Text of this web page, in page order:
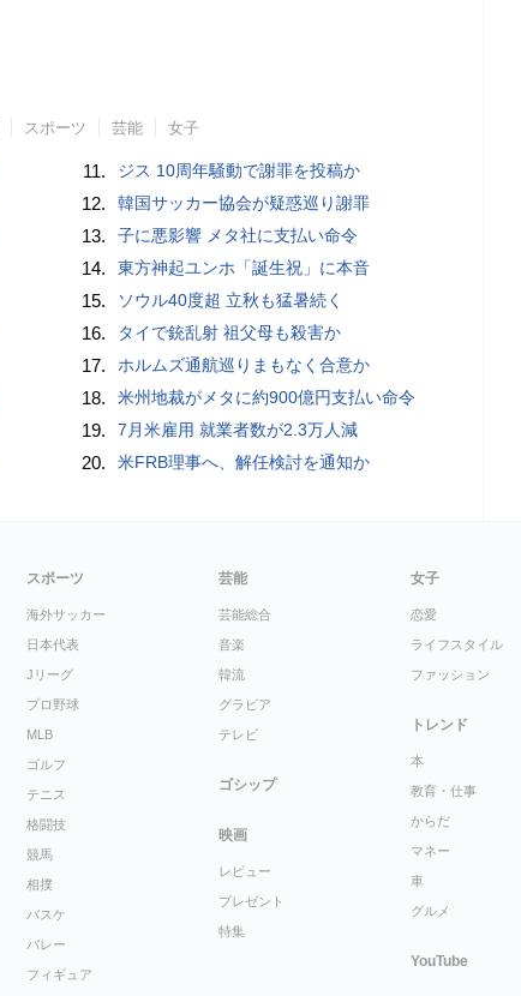
スポーツ 芸能 女子
11. ジス 10周年騒動で謝罪を投稿か
12. 韓国サッカー協会が疑惑巡り謝罪
13. 子に悪影響 メタ社に支払い命令
14. 東方神起ユンホ「誕生祝」に本音
15. ソウル40度超 立秋も猛暑続く
16. タイで銃乱射 祖父母も殺害か
17. ホルムズ通航巡りまもなく合意か
18. 米州地裁がメタに約900億円支払い命令
19. 7月米雇用 就業者数が2.3万人減
20. 米FRB理事へ、解任検討を通知か
スポーツ
海外サッカー
日本代表
Jリーグ
プロ野球
MLB
ゴルフ
テニス
格闘技
競馬
相撲
バスケ
バレー
フィギュア
芸能
芸能総合
音楽
韓流
グラビア
テレビ
ゴシップ
映画
レビュー
プレゼント
特集
女子
恋愛
ライフスタイル
ファッション
トレンド
本
教育・仕事
からだ
マネー
車
グルメ
YouTube